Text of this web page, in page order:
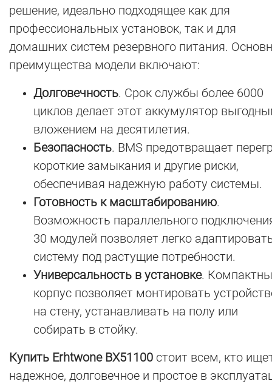
решение, идеально подходящее как для
профессиональных установок, так и для
домашних систем резервного питания.
преимущества модели включают:
Долговечность. Срок службы более 6000
циклов делает этот аккумулятор
вложением на десятилетия.
Безопасность. BMS предотвращает
короткие замыкания и другие риски,
обеспечивая надежную работу системы.
Готовность к масштабированию.
Возможность параллельного
30 модулей позволяет легко
систему под растущие потребности.
Универсальность в установке.
корпус позволяет монтировать
на стену, устанавливать на полу или
собирать в стойку.
Купить Erhtwone BX51100 стоит всем, кто
надежное, долговечное и простое в